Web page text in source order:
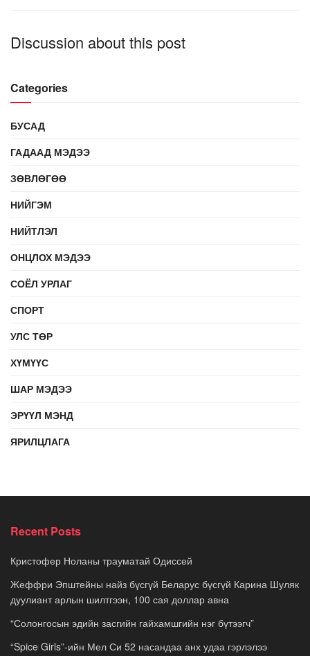
Discussion about this post
Categories
БУСАД
ГАДААД МЭДЭЭ
ЗӨВЛӨГӨӨ
НИЙГЭМ
НИЙТЛЭЛ
ОНЦЛОХ МЭДЭЭ
СОЁЛ УРЛАГ
СПОРТ
УЛС ТӨР
ХҮМҮҮС
ШАР МЭДЭЭ
ЭРҮҮЛ МЭНД
ЯРИЛЦЛАГА
Recent Posts
Кристофер Ноланы трауматай Одиссей
Жеффри Эпштейны найз бүсгүй Беларус бүсгүй Карина Шуляк
дуулиант арлын шилтгээн, 100 сая доллар авна
“Солонгосын эдийн засгийн гайхамшгийн нэг бүтээгч”
“Spice Girls”-ийн Мел Си 52 насандаа анх удаа гэрлэлээ